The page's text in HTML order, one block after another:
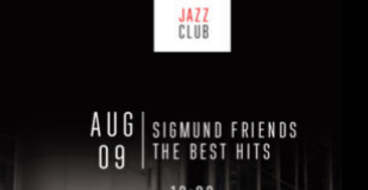
НЕДІЛЯ, 09 СЕРПНЯ